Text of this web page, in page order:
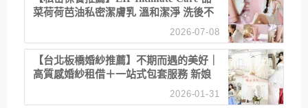
菜荷荷芭油私密潔膚乳 溫和潔淨 洗後不
2026-07-08
【台北板橋婚紗推薦】不期而遇的美好｜
高質感婚紗租借＋一站式包套服務 新娘
2026-01-31